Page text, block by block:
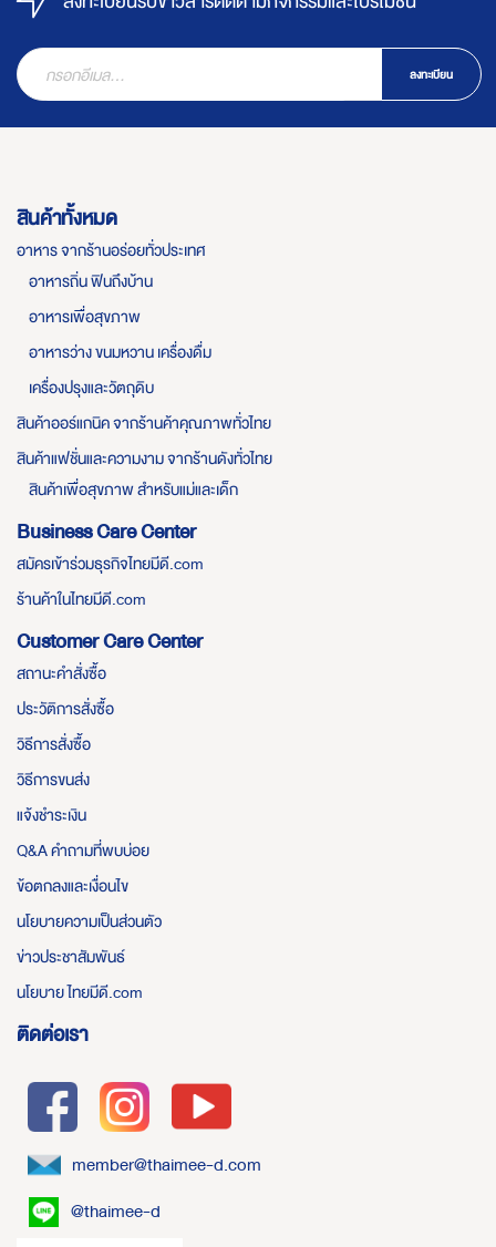
ลงทะเบียน
สินค้าทั้งหมด
อาหาร จากร้านอร่อยทั่วประเทศ
อาหารถิ่น ฟินถึงบ้าน
อาหารเพื่อสุขภาพ
อาหารว่าง ขนมหวาน เครื่องดื่ม
เครื่องปรุงและวัตถุดิบ
สินค้าออร์แกนิค จากร้านค้าคุณภาพทั่วไทย
สินค้าแฟชั่นและความงาม จากร้านดังทั่วไทย
สินค้าเพื่อสุขภาพ สำหรับแม่และเด็ก
Business Care Center
สมัครเข้าร่วมธุรกิจไทยมีดี.com
ร้านค้าในไทยมีดี.com
Customer Care Center
สถานะคำสั่งซื้อ
ประวัติการสั่งซื้อ
วิธีการสั่งซื้อ
วิธีการขนส่ง
แจ้งชำระเงิน
Q&A คำถามที่พบบ่อย
ข้อตกลงและเงื่อนไข
นโยบายความเป็นส่วนตัว
ข่าวประชาสัมพันธ์
นโยบาย ไทยมีดี.com
ติดต่อเรา
member@thaimee-d.com
@thaimee-d